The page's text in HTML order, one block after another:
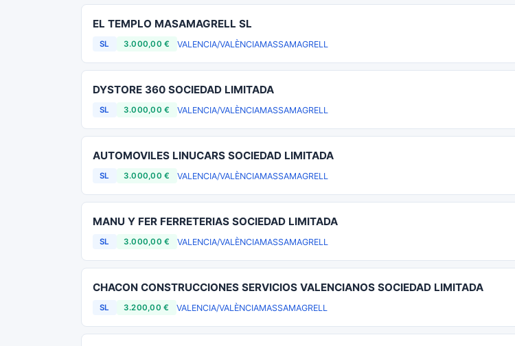
EL TEMPLO MASAMAGRELL SL
SL 3.000,00 € VALENCIA/VALÈNCIAMASSAMAGRELL
DYSTORE 360 SOCIEDAD LIMITADA
SL 3.000,00 € VALENCIA/VALÈNCIAMASSAMAGRELL
AUTOMOVILES LINUCARS SOCIEDAD LIMITADA
SL 3.000,00 € VALENCIA/VALÈNCIAMASSAMAGRELL
MANU Y FER FERRETERIAS SOCIEDAD LIMITADA
SL 3.000,00 € VALENCIA/VALÈNCIAMASSAMAGRELL
CHACON CONSTRUCCIONES SERVICIOS VALENCIANOS SOCIEDAD LIMITADA
SL 3.200,00 € VALENCIA/VALÈNCIAMASSAMAGRELL